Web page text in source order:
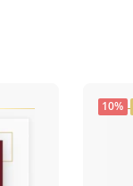
10%